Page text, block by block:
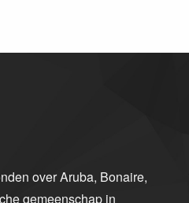
over Aruba, Bonaire,
gemeenschap in